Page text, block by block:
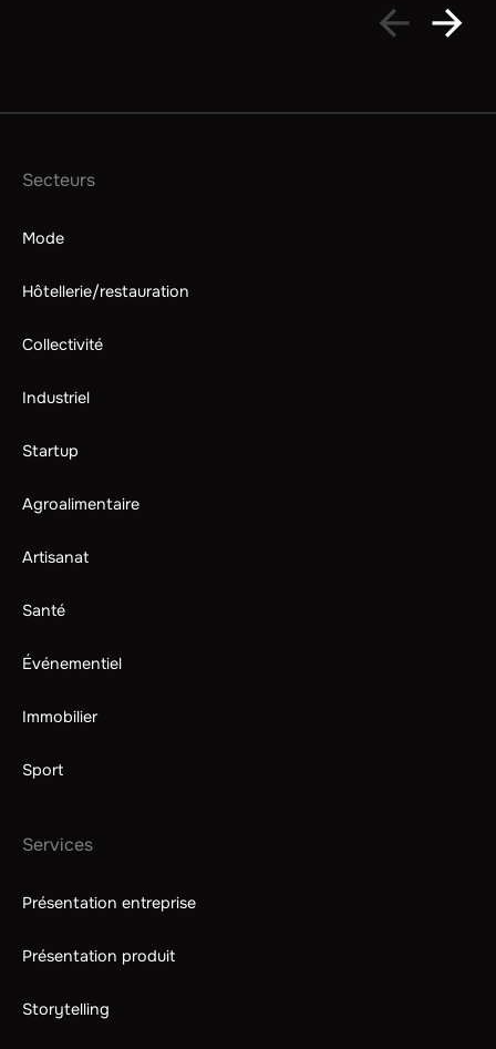
Secteurs
Mode
Hôtellerie/restauration
Collectivité
Industriel
Startup
Agroalimentaire
Artisanat
Santé
Événementiel
Immobilier
Sport
Services
Présentation entreprise
Présentation produit
Storytelling